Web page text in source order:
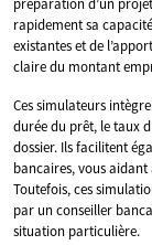
rapidement sa
existantes et de
claire du montant
Ces simulateurs
durée du prêt, le taux
dossier. Ils facilitent
bancaires, vous
Toutefois, ces
par un conseiller
situation particulière.